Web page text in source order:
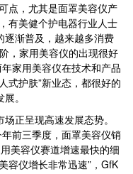
，尤其是面罩美容仪产
有美健个护电器行业人士
逐渐普及，越来越多消费
，家用美容仪的出现很好
家用美容仪在技术和产品
式护肤”新业态，都很好的
。
正呈现高速发展态势。
前三季度，面罩美容仪销
美容仪赛道增速最快的细
容仪增长非常迅速”，GfK